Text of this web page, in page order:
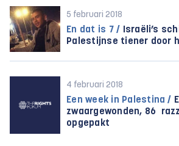
5 februari 2018
En dat is 7 / Israëli’s
Palestijnse tiener door
4 februari 2018
Een week in Palestina /
zwaar­gewonden, 86
opgepakt